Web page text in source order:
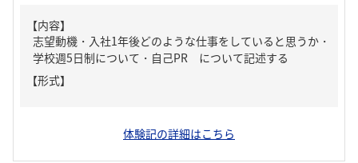
【内容】
志望動機・入社1年後どのような仕事をしていると思うか・
学校週5日制について・自己PR について記述する
【形式】
体験記の詳細はこちら